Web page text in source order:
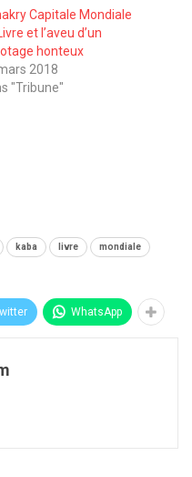
Capitale Mondiale
et l’aveu d’un
honteux
2018
"Tribune"
kaba livre mondiale
WhatsApp